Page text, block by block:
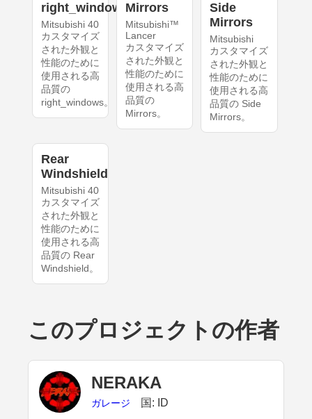
right_windows
Mitsubishi 40
カスタマイズ
された外観と
性能のために
使用される高
品質の
right_windows。
Mirrors
Mitsubishi™
Lancer
カスタマイズ
された外観と
性能のために
使用される高
品質の
Mirrors。
Side
Mirrors
Mitsubishi
カスタマイズ
された外観と
性能のために
使用される高
品質の Side
Mirrors。
Rear
Windshield
Mitsubishi 40
カスタマイズ
された外観と
性能のために
使用される高
品質の Rear
Windshield。
このプロジェクトの作者
NERAKA
ガレージ 国: ID